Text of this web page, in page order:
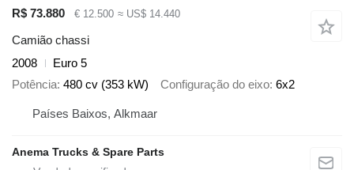
R$ 73.880
€ 12.500 ≈ US$ 14.440
Camião chassi
2008
Euro 5
Potência 480 cv (353 kW) Configuração do eixo 6x2
Países Baixos, Alkmaar
Anema Trucks & Spare Parts